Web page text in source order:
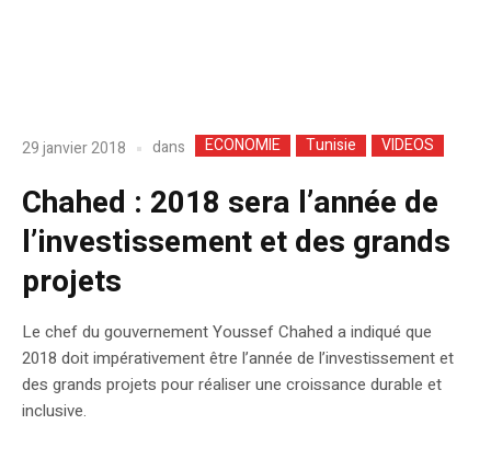
29 janvier 2018 dans ECONOMIE Tunisie VIDEOS
Chahed : 2018 sera l’année de
l’investissement et des grands
projets
Le chef du gouvernement Youssef Chahed a indiqué que
2018 doit impérativement être l’année de l’investissement et
des grands projets pour réaliser une croissance durable et
inclusive.